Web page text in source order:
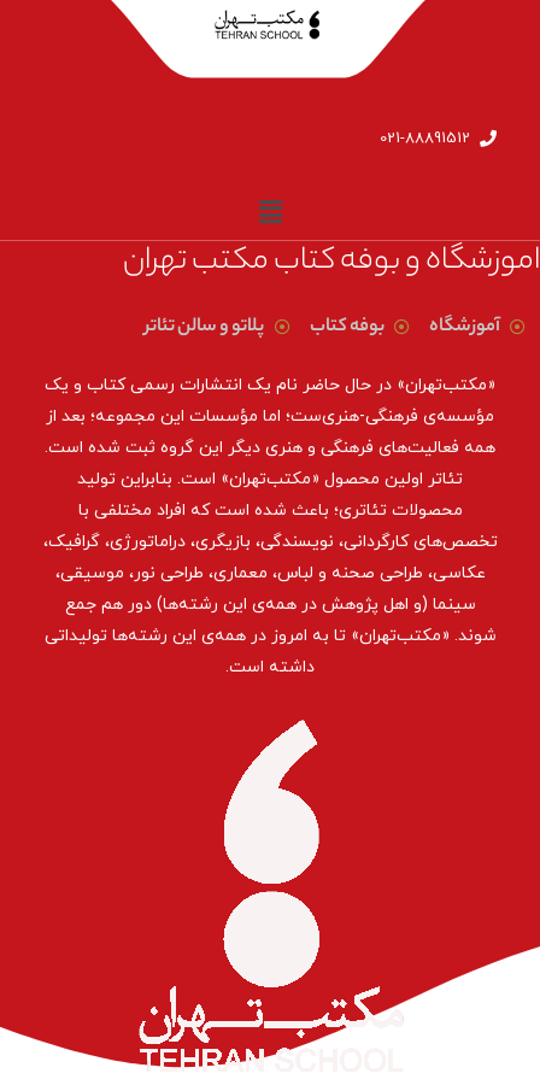
021-88891512
اموزشگاه و بوفه کتاب مکتب تهران
آموزشگاه بوفه کتاب پلاتو و سالن تئاتر
«مکتب‌تهران» در حال حاضر نام یک انتشارات رسمی کتاب و یک
مؤسسه‌ی فرهنگی-هنری‌ست؛ اما مؤسسات این مجموعه؛ بعد از
همه‌ فعالیت‌های فرهنگی و هنری دیگر این گروه ثبت شده است.
تئاتر اولین محصول «مکتب‌تهران» است. بنابراین تولید
محصولات تئاتری؛ باعث شده است که افراد مختلفی با
تخصص‌های کارگردانی، نویسندگی، بازیگری، دراماتورژی، گرافیک،
عکاسی، طراحی ‌صحنه و لباس، معماری، طراحی نور، موسیقی،
سینما (و اهل پژوهش در همه‌ی این رشته‌ها) دور هم جمع
شوند. «مکتب‌تهران» تا به امروز در همه‌ی این رشته‌ها تولیداتی
داشته است.